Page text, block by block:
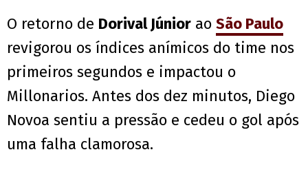
O retorno de Dorival Júnior ao São Paulo
revigorou os índices anímicos do time nos
primeiros segundos e impactou o
Millonarios. Antes dos dez minutos, Diego
Novoa sentiu a pressão e cedeu o gol após
uma falha clamorosa.